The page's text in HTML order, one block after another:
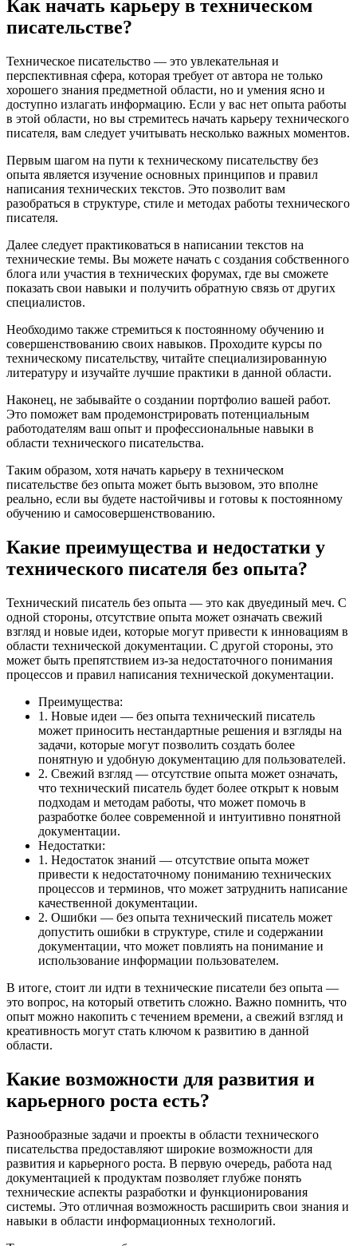
Как начать карьеру в техническом
писательстве?
Техническое писательство — это увлекательная и
перспективная сфера, которая требует от автора не только
хорошего знания предметной области, но и умения ясно и
доступно излагать информацию. Если у вас нет опыта работы
в этой области, но вы стремитесь начать карьеру технического
писателя, вам следует учитывать несколько важных моментов.
Первым шагом на пути к техническому писательству без
опыта является изучение основных принципов и правил
написания технических текстов. Это позволит вам
разобраться в структуре, стиле и методах работы технического
писателя.
Далее следует практиковаться в написании текстов на
технические темы. Вы можете начать с создания собственного
блога или участия в технических форумах, где вы сможете
показать свои навыки и получить обратную связь от других
специалистов.
Необходимо также стремиться к постоянному обучению и
совершенствованию своих навыков. Проходите курсы по
техническому писательству, читайте специализированную
литературу и изучайте лучшие практики в данной области.
Наконец, не забывайте о создании портфолио вашей работ.
Это поможет вам продемонстрировать потенциальным
работодателям ваш опыт и профессиональные навыки в
области технического писательства.
Таким образом, хотя начать карьеру в техническом
писательстве без опыта может быть вызовом, это вполне
реально, если вы будете настойчивы и готовы к постоянному
обучению и самосовершенствованию.
Какие преимущества и недостатки у
технического писателя без опыта?
Технический писатель без опыта — это как двуединый меч. С
одной стороны, отсутствие опыта может означать свежий
взгляд и новые идеи, которые могут привести к инновациям в
области технической документации. С другой стороны, это
может быть препятствием из-за недостаточного понимания
процессов и правил написания технической документации.
Преимущества:
1. Новые идеи — без опыта технический писатель
может приносить нестандартные решения и взгляды на
задачи, которые могут позволить создать более
понятную и удобную документацию для пользователей.
2. Свежий взгляд — отсутствие опыта может означать,
что технический писатель будет более открыт к новым
подходам и методам работы, что может помочь в
разработке более современной и интуитивно понятной
документации.
Недостатки:
1. Недостаток знаний — отсутствие опыта может
привести к недостаточному пониманию технических
процессов и терминов, что может затруднить написание
качественной документации.
2. Ошибки — без опыта технический писатель может
допустить ошибки в структуре, стиле и содержании
документации, что может повлиять на понимание и
использование информации пользователем.
В итоге, стоит ли идти в технические писатели без опыта —
это вопрос, на который ответить сложно. Важно помнить, что
опыт можно накопить с течением времени, а свежий взгляд и
креативность могут стать ключом к развитию в данной
области.
Какие возможности для развития и
карьерного роста есть?
Разнообразные задачи и проекты в области технического
писательства предоставляют широкие возможности для
развития и карьерного роста. В первую очередь, работа над
документацией к продуктам позволяет глубже понять
технические аспекты разработки и функционирования
системы. Это отличная возможность расширить свои знания и
навыки в области информационных технологий.